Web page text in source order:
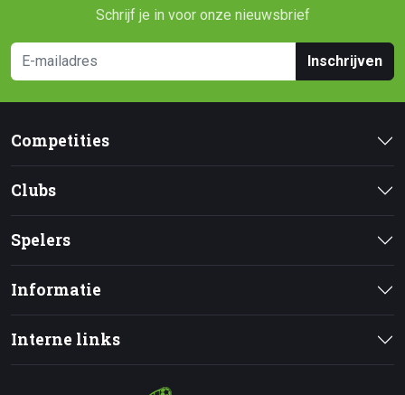
Schrijf je in voor onze nieuwsbrief
Inschrijven
Competities
Clubs
Spelers
Informatie
Interne links